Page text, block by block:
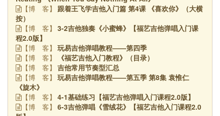
【博 客】
跟着王飞学吉他入门篇 第4课 《喜欢你》（大横
按）
【博 客】
3-2吉他独奏《小蜜蜂》【福艺吉他弹唱入门课
程2.0版】
【博 客】 玩易吉他弹唱教程——第四季
【博 客】 《福艺吉他入门教程》（目录）
【博 客】 吉他常用节奏型汇总
【博 客】
玩易吉他弹唱教程——第五季 第8集 袁惟仁
《旋木》
【博 客】 4-1基础练习【福艺吉他弹唱入门课程2.0版】
【博 客】
6-3吉他弹唱《雪绒花》【福艺吉他入门课程2.0